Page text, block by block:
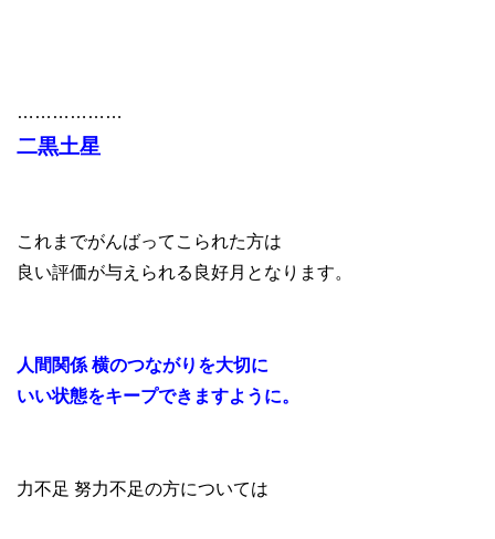
………………
二黒土星
これまでがんばってこられた方は
良い評価が与えられる良好月となります。
人間関係 横のつながりを大切に
いい状態をキープできますように。
力不足 努力不足の方については